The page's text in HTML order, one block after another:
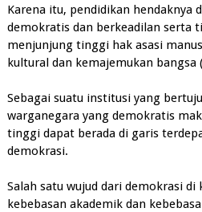
Karena itu, pendidikan hendaknya
demokratis dan berkeadilan serta
menjunjung tinggi hak asasi
kultural dan kemajemukan bangsa
Sebagai suatu institusi yang
warganegara yang demokratis
tinggi dapat berada di garis
demokrasi.
Salah satu wujud dari demokrasi
kebebasan akademik dan